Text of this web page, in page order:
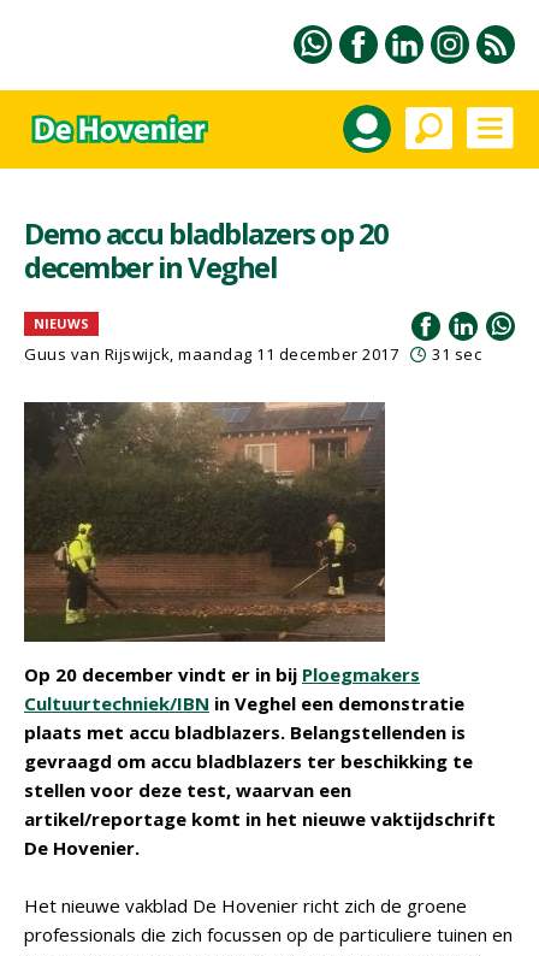
Demo accu bladblazers op 20
december in Veghel
NIEUWS
Guus van Rijswijck, maandag 11 december 2017 31 sec
Op 20 december vindt er in bij Ploegmakers
Cultuurtechniek/IBN in Veghel een demonstratie
plaats met accu bladblazers. Belangstellenden is
gevraagd om accu bladblazers ter beschikking te
stellen voor deze test, waarvan een
artikel/reportage komt in het nieuwe vaktijdschrift
De Hovenier.
Het nieuwe vakblad De Hovenier richt zich de groene
professionals die zich focussen op de particuliere tuinen en